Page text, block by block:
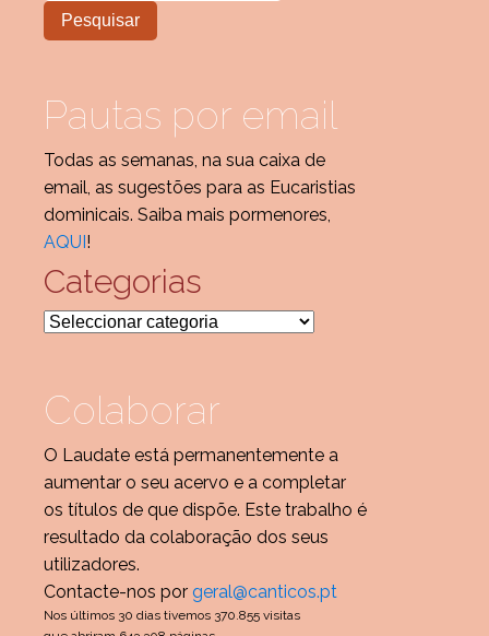
Pautas por email
Todas as semanas, na sua caixa de
email, as sugestões para as Eucaristias
dominicais. Saiba mais pormenores,
AQUI !
Categorias
Categorias
Colaborar
O Laudate está permanentemente a
aumentar o seu acervo e a completar
os títulos de que dispõe. Este trabalho é
resultado da colaboração dos seus
utilizadores.
Contacte-nos por geral@canticos.pt
Nos últimos 30 dias tivemos 370.855 visitas